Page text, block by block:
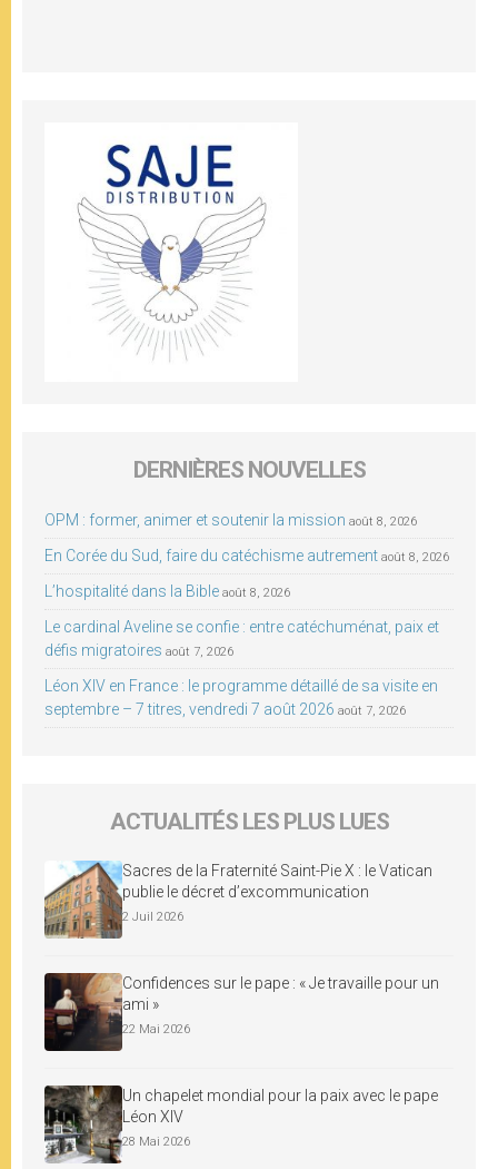
DERNIÈRES NOUVELLES
OPM : former, animer et soutenir la mission août 8, 2026
En Corée du Sud, faire du catéchisme autrement août 8, 2026
L’hospitalité dans la Bible août 8, 2026
Le cardinal Aveline se confie : entre catéchuménat, paix et
défis migratoires août 7, 2026
Léon XIV en France : le programme détaillé de sa visite en
septembre – 7 titres, vendredi 7 août 2026 août 7, 2026
ACTUALITÉS LES PLUS LUES
Sacres de la Fraternité Saint-Pie X : le Vatican
publie le décret d’excommunication
2 Juil 2026
Confidences sur le pape : « Je travaille pour un
ami »
22 Mai 2026
Un chapelet mondial pour la paix avec le pape
Léon XIV
28 Mai 2026